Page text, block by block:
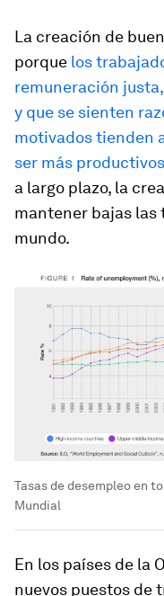
La creación de
porque los
remuneración
y que se sienten
motivados tienden
ser más productivos
a largo plazo, la
mantener bajas las
mundo.
Tasas de desempleo en
Mundial
En los países de la
nuevos puestos de